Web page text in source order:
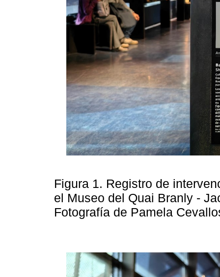
Figura 1. Registro de
el Museo del Quai Branly -
Fotografía de Pamela